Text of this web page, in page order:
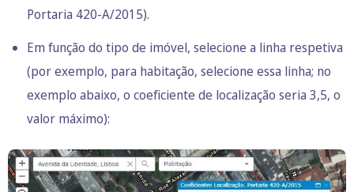
Portaria 420-A/2015).
Em função do tipo de imóvel, selecione a linha respetiva
(por exemplo, para habitação, selecione essa linha; no
exemplo abaixo, o coeficiente de localização seria 3,5, o
valor máximo):